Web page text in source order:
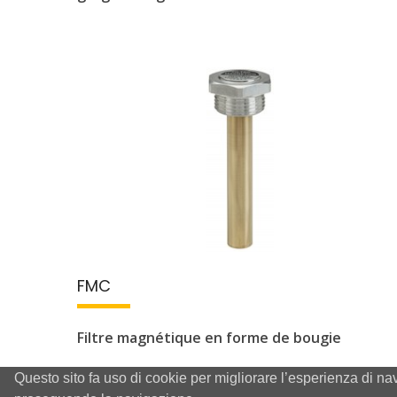
Questo sito fa uso di cookie per migliorare l’esperienza di
FMC
Filtre magnétique en forme de bougie